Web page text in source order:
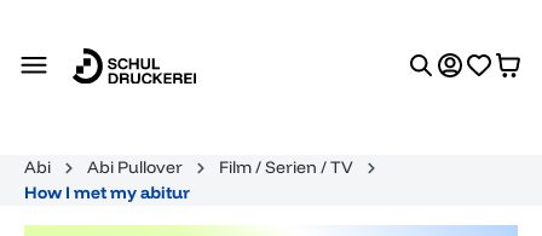
Abi Abi Pullover
Film / Serien / TV
How I met my abitur